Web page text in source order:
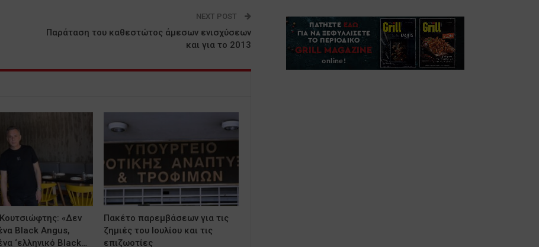
NEXT POST
Παράταση του καθεστώτος άμεσων ενισχύσεων
και για το 2013
«Δεν
Black Angus,
‘ελληνικό Black…
Πακέτο παρεμβάσεων για τις
ζημιές του Ιουλίου και τις
επιζωοτίες